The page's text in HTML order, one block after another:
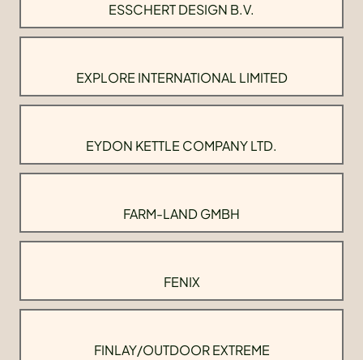
ESSCHERT DESIGN B.V.
EXPLORE INTERNATIONAL LIMITED
EYDON KETTLE COMPANY LTD.
FARM-LAND GMBH
FENIX
FINLAY/OUTDOOR EXTREME